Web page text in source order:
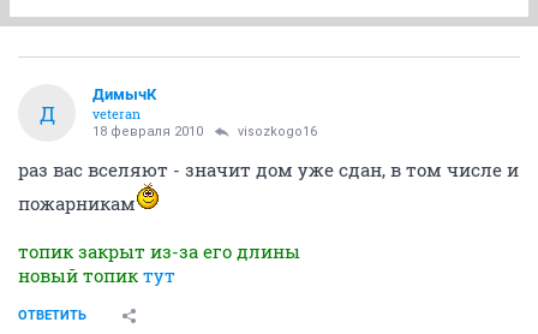
Д
ДимычК
veteran
18 февраля 2010 visozkogo16
раз вас вселяют - значит дом уже сдан, в том числе и
пожарникам
топик закрыт из-за его длины
новый топик тут
ОТВЕТИТЬ